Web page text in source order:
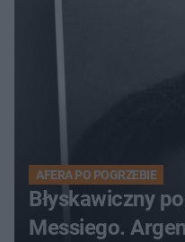
AFERA PO POGRZEBIE
Błyskawiczny
Messiego.